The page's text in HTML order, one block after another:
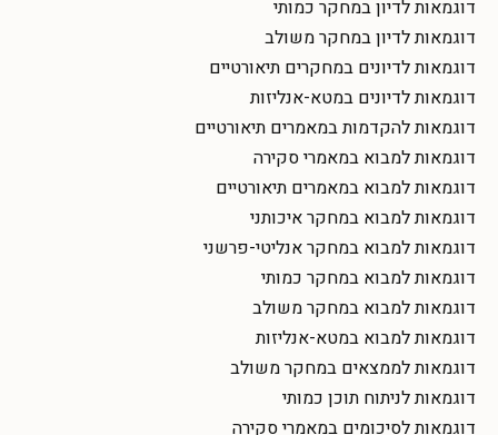
דוגמאות לדיון במחקר כמותי
דוגמאות לדיון במחקר משולב
דוגמאות לדיונים במחקרים תיאורטיים
דוגמאות לדיונים במטא-אנליזות
דוגמאות להקדמות במאמרים תיאורטיים
דוגמאות למבוא במאמרי סקירה
דוגמאות למבוא במאמרים תיאורטיים
דוגמאות למבוא במחקר איכותני
דוגמאות למבוא במחקר אנליטי-פרשני
דוגמאות למבוא במחקר כמותי
דוגמאות למבוא במחקר משולב
דוגמאות למבוא במטא-אנליזות
דוגמאות לממצאים במחקר משולב
דוגמאות לניתוח תוכן כמותי
דוגמאות לסיכומים במאמרי סקירה